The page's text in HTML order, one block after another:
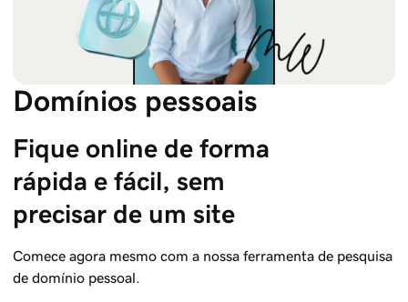
Domínios pessoais
Fique online de forma
rápida e fácil, sem
precisar de um site
Comece agora mesmo com a nossa ferramenta de pesquisa
de domínio pessoal.